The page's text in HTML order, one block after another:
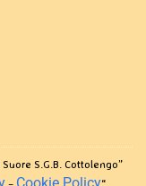
S.G.B. Cottolengo”